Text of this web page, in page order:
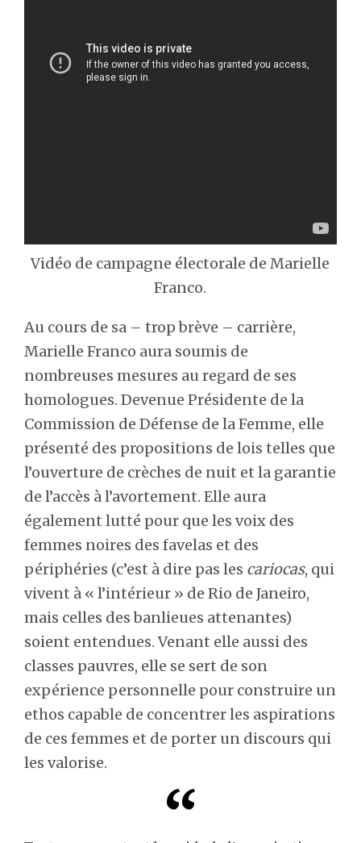
Vidéo de campagne électorale de Marielle
Franco.
Au cours de sa – trop brève – carrière,
Marielle Franco aura soumis de
nombreuses mesures au regard de ses
homologues. Devenue Présidente de la
Commission de Défense de la Femme, elle
présenté des propositions de lois telles que
l’ouverture de crèches de nuit et la garantie
de l’accès à l’avortement. Elle aura
également lutté pour que les voix des
femmes noires des favelas et des
périphéries (c’est à dire pas les cariocas, qui
vivent à « l’intérieur » de Rio de Janeiro,
mais celles des banlieues attenantes)
soient entendues. Venant elle aussi des
classes pauvres, elle se sert de son
expérience personnelle pour construire un
ethos capable de concentrer les aspirations
de ces femmes et de porter un discours qui
les valorise.